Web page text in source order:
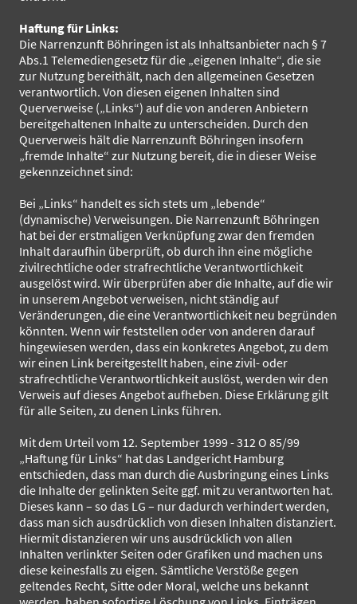
Haftung für Links:
Die Narrenzunft Böhringen ist als Inhaltsanbieter nach § 7
Abs.1 Telemediengesetz für die „eigenen Inhalte“, die sie
zur Nutzung bereithält, nach den allgemeinen Gesetzen
verantwortlich. Von diesen eigenen Inhalten sind
Querverweise („Links“) auf die von anderen Anbietern
bereitgehaltenen Inhalte zu unterscheiden. Durch den
Querverweis hält die Narrenzunft Böhringen insofern
„fremde Inhalte“ zur Nutzung bereit, die in dieser Weise
gekennzeichnet sind:
Bei „Links“ handelt es sich stets um „lebende“
(dynamische) Verweisungen. Die Narrenzunft Böhringen
hat bei der erstmaligen Verknüpfung zwar den fremden
Inhalt daraufhin überprüft, ob durch ihn eine mögliche
zivilrechtliche oder strafrechtliche Verantwortlichkeit
ausgelöst wird. Wir überprüfen aber die Inhalte, auf die wir
in unserem Angebot verweisen, nicht ständig auf
Veränderungen, die eine Verantwortlichkeit neu begründen
könnten. Wenn wir feststellen oder von anderen darauf
hingewiesen werden, dass ein konkretes Angebot, zu dem
wir einen Link bereitgestellt haben, eine zivil- oder
strafrechtliche Verantwortlichkeit auslöst, werden wir den
Verweis auf dieses Angebot aufheben. Diese Erklärung gilt
für alle Seiten, zu denen Links führen.
Mit dem Urteil vom 12. September 1999 - 312 O 85/99
„Haftung für Links“ hat das Landgericht Hamburg
entschieden, dass man durch die Ausbringung eines Links
die Inhalte der gelinkten Seite ggf. mit zu verantworten hat.
Dieses kann – so das LG – nur dadurch verhindert werden,
dass man sich ausdrücklich von diesen Inhalten distanziert.
Hiermit distanzieren wir uns ausdrücklich von allen
Inhalten verlinkter Seiten oder Grafiken und machen uns
diese keinesfalls zu eigen. Sämtliche Verstöße gegen
geltendes Recht, Sitte oder Moral, welche uns bekannt